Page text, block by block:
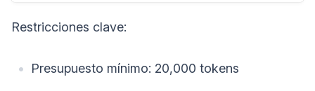
Restricciones clave:
Presupuesto mínimo: 20,000 tokens